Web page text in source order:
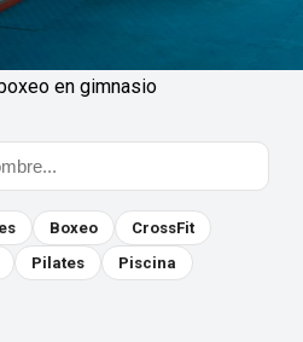
en gimnasio
Boxeo
CrossFit
Pilates
Piscina